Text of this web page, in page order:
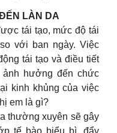
LÀN DA
tái tạo, mức độ tái
với ban ngày. Việc
tái tạo và điều tiết
hưởng đến chức
kinh khủng của việc
em là gì?
thường xuyên sẽ gây
tế bào biểu bì, đẩy